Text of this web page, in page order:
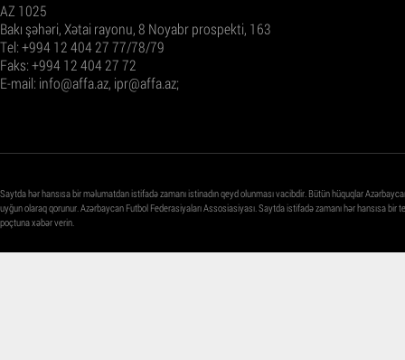
AZ 1025
Bakı şəhəri, Xətai rayonu, 8 Noyabr prospekti, 163
Tel: +994 12 404 27 77/78/79
Faks: +994 12 404 27 72
E-mail: info@affa.az, ipr@affa.az;
Saytda hər hansısa bir məlumatdan istifadə zamanı istinadın qeyd olunması vacibdir. Bütün hüquqlar
uyğun olaraq qorunur. Azərbaycan Futbol Federasiyaları Assosiasiyası. Saytda istifadə zamanı hər hansısa
poçtuna xəbər verin.